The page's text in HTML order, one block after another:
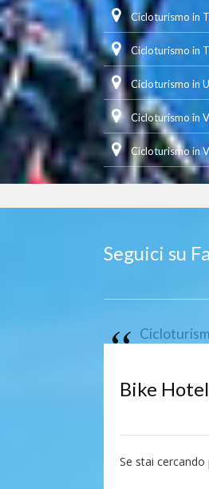
Cicloturismo in
Cicloturismo in
Cicloturismo in
Cicloturismo in
Cicloturismo in
Seguici su
Bike
Se stai